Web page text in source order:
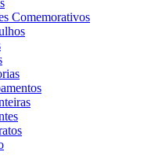
Comemorativos